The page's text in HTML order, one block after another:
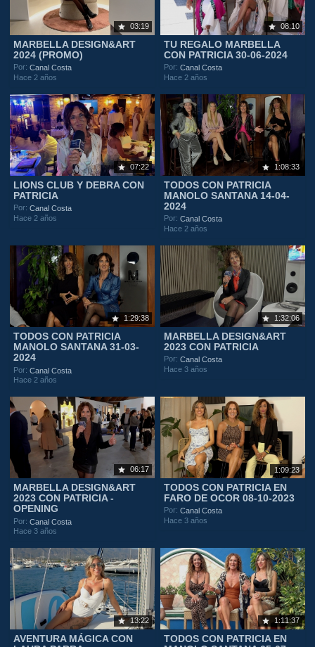
03:19
MARBELLA DESIGN&ART
2024 (PROMO)
Por:Canal Costa
Hace 2 años
08:10
TU REGALO MARBELLA
CON PATRICIA 30-06-2024
Por:Canal Costa
Hace 2 años
07:22
LIONS CLUB Y DEBRA CON
PATRICIA
Por:Canal Costa
Hace 2 años
1:08:33
TODOS CON PATRICIA
MANOLO SANTANA 14-04-
2024
Por:Canal Costa
Hace 2 años
1:29:38
TODOS CON PATRICIA
MANOLO SANTANA 31-03-
2024
Por:Canal Costa
Hace 2 años
1:32:06
MARBELLA DESIGN&ART
2023 CON PATRICIA
Por:Canal Costa
Hace 3 años
06:17
MARBELLA DESIGN&ART
2023 CON PATRICIA -
OPENING
Por:Canal Costa
Hace 3 años
1:09:23
TODOS CON PATRICIA EN
FARO DE OCOR 08-10-2023
Por:Canal Costa
Hace 3 años
13:22
AVENTURA MÁGICA CON
1:11:37
TODOS CON PATRICIA EN